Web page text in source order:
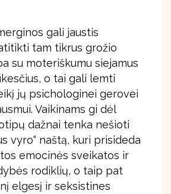
gali jaustis
tam tikrus grožio
su moteriškumu siejamus
o tai gali lemti
jų psichologinei gerovei
Vaikinams gi dėl
dažnai tenka nešioti
vyro“ naštą, kuri prisideda
emocinės sveikatos ir
rodiklių, o taip pat
elgesį ir seksistines